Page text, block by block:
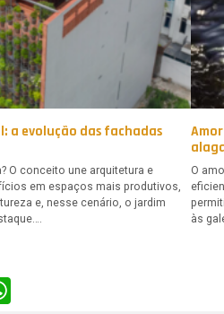
a evolução das fachadas
O conceito une arquitetura e
em espaços mais produtivos,
e, nesse cenário, o jardim
O
às